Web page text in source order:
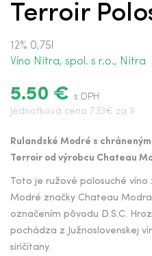
Terroir
12% 0,75l
Víno Nitra, spol. s r.o., Nitra
5.50 € s DPH
Jednotková cena 7.33€ za 1l
Rulandské Modré s
Terroir od výrobcu Chateau
Toto je ružové polosuché víno
Modré značky Chateau
označením pôvodu D.S.C.
pochádza z Južnoslovenskej
siričitany.